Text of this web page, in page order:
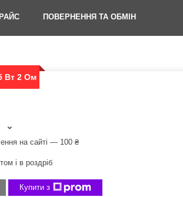
ПОВЕРНЕННЯ ТА ОБМІН
Вт 2 Ом
на сайті — 100 ₴
і в роздріб
Купити з